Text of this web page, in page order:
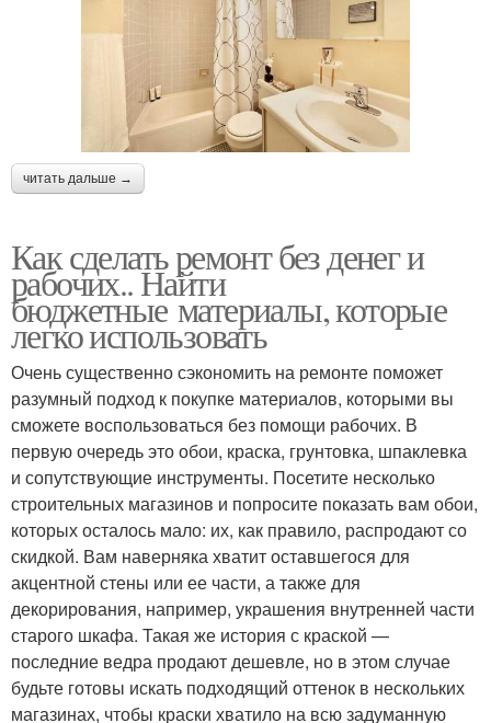
читать дальше →
Как сделать ремонт без денег и
рабочих.. Найти
бюджетные материалы, которые
легко использовать
Очень существенно сэкономить на ремонте поможет
разумный подход к покупке материалов, которыми вы
сможете воспользоваться без помощи рабочих. В
первую очередь это обои, краска, грунтовка, шпаклевка
и сопутствующие инструменты. Посетите несколько
строительных магазинов и попросите показать вам обои,
которых осталось мало: их, как правило, распродают со
скидкой. Вам наверняка хватит оставшегося для
акцентной стены или ее части, а также для
декорирования, например, украшения внутренней части
старого шкафа. Такая же история с краской —
последние ведра продают дешевле, но в этом случае
будьте готовы искать подходящий оттенок в нескольких
магазинах, чтобы краски хватило на всю задуманную